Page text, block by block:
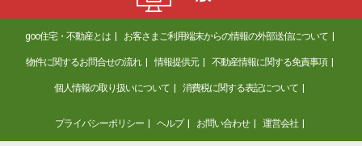
goo住宅・不動産とは お客さまご利用端末からの情報の外部送信について
物件に関するお問合せの流れ 情報提供元 不動産情報に関する免責事項
個人情報の取り扱いについて 消費税に関する表記について
プライバシーポリシー ヘルプ お問い合わせ 運営会社